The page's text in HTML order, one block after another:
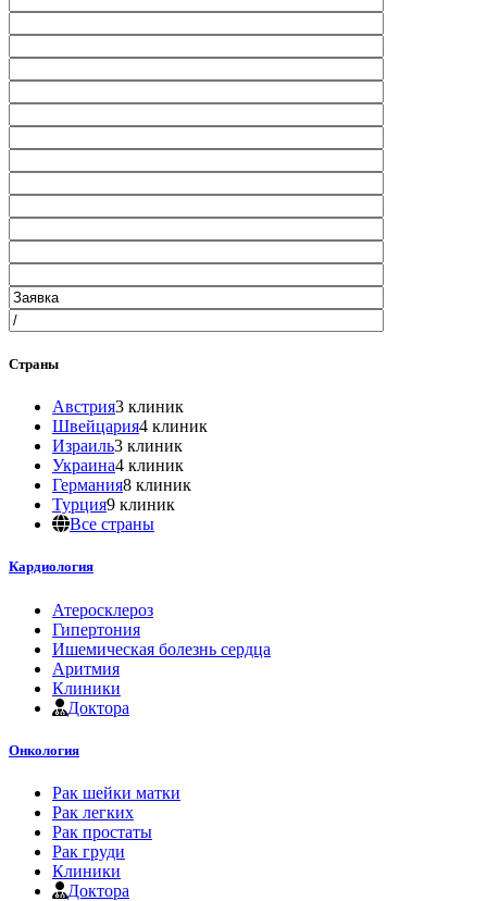
Страны
Австрия3 клиник
Швейцария4 клиник
Израиль3 клиник
Украина4 клиник
Германия8 клиник
Турция9 клиник
Все страны
Кардиология
Атеросклероз
Гипертония
Ишемическая болезнь сердца
Аритмия
Клиники
Доктора
Онкология
Рак шейки матки
Рак легких
Рак простаты
Рак груди
Клиники
Доктора